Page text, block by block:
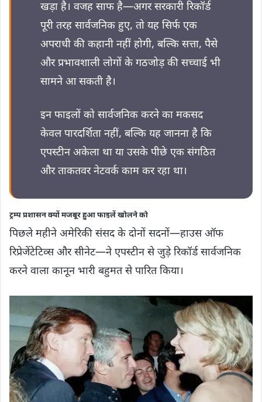
खड़ा है। वजह साफ है—अगर सरकारी रिकॉर्ड
पूरी तरह सार्वजनिक हुए, तो यह सिर्फ एक
अपराधी की कहानी नहीं होगी, बल्कि सत्ता, पैसे
और प्रभावशाली लोगों के गठजोड़ की सच्चाई भी
सामने आ सकती है।
इन फाइलों को सार्वजनिक करने का मकसद
केवल पारदर्शिता नहीं, बल्कि यह जानना है कि
एपस्टीन अकेला था या उसके पीछे एक संगठित
और ताकतवर नेटवर्क काम कर रहा था।
ट्रम्प प्रशासन क्यों मजबूर हुआ फाइलें खोलने को
पिछले महीने अमेरिकी संसद के दोनों सदनों—हाउस ऑफ
रिप्रेजेंटेटिव्स और सीनेट—ने एपस्टीन से जुड़े रिकॉर्ड सार्वजनिक
करने वाला कानून भारी बहुमत से पारित किया।